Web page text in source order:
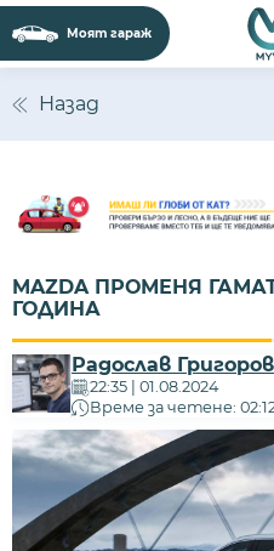
Моят гараж
Назад
MAZDA ПРОМЕНЯ
ГОДИНА
Радослав Григоров
22:35 | 01.08.2024
Време за четене: